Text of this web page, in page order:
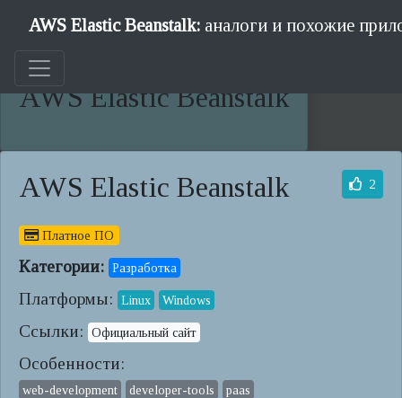
AWS Elastic Beanstalk: аналоги и похожие
AWS Elastic Beanstalk
AWS Elastic Beanstalk 2
Платное ПО
Категории: Разработка
Платформы: Linux Windows
Ссылки: Официальный сайт
Особенности:
web-development developer-tools paas